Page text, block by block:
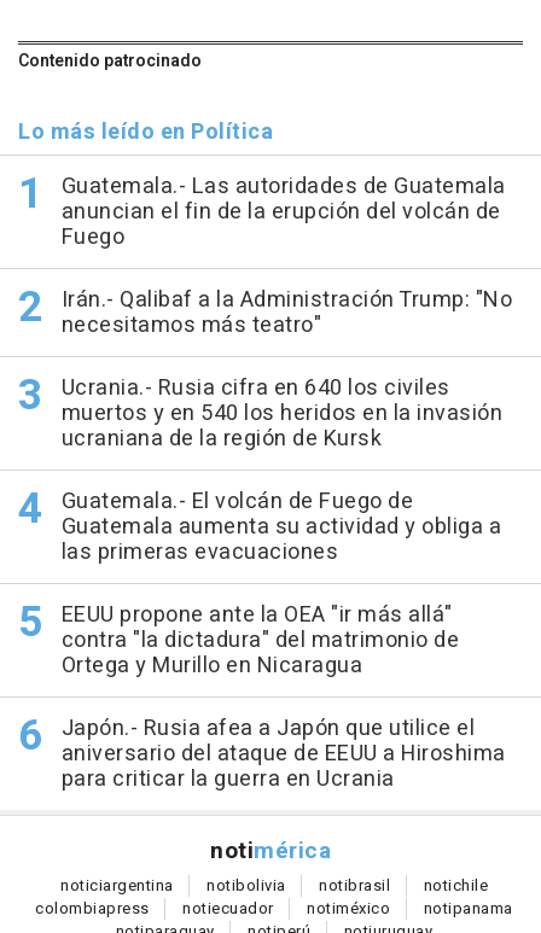
Contenido patrocinado
Lo más leído en Política
Guatemala.- Las autoridades de Guatemala
anuncian el fin de la erupción del volcán de
Fuego
Irán.- Qalibaf a la Administración Trump: "No
necesitamos más teatro"
Ucrania.- Rusia cifra en 640 los civiles
muertos y en 540 los heridos en la invasión
ucraniana de la región de Kursk
Guatemala.- El volcán de Fuego de
Guatemala aumenta su actividad y obliga a
las primeras evacuaciones
EEUU propone ante la OEA "ir más allá"
contra "la dictadura" del matrimonio de
Ortega y Murillo en Nicaragua
Japón.- Rusia afea a Japón que utilice el
aniversario del ataque de EEUU a Hiroshima
para criticar la guerra en Ucrania
notimérica
noticiargentina notibolivia notibrasil notichile
colombiapress notiecuador notiméxico notipanama